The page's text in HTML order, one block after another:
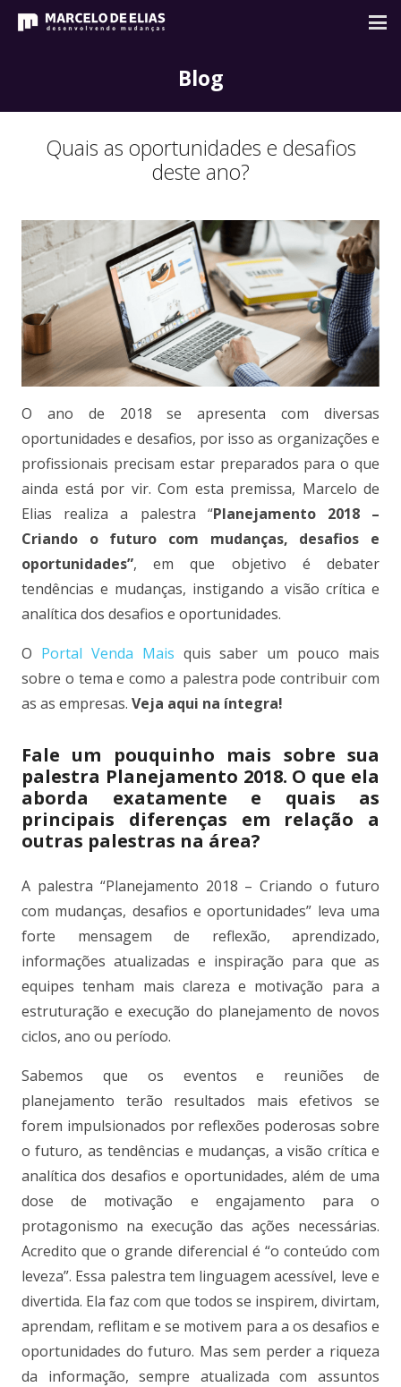
Blog
Quais as oportunidades e desafios
deste ano?
O ano de 2018 se apresenta com diversas
oportunidades e desafios, por isso as organizações e
profissionais precisam estar preparados para o que
ainda está por vir. Com esta premissa, Marcelo de
Elias realiza a palestra “Planejamento 2018 –
Criando o futuro com mudanças, desafios e
oportunidades”, em que objetivo é debater
tendências e mudanças, instigando a visão crítica e
analítica dos desafios e oportunidades.
O Portal Venda Mais quis saber um pouco mais
sobre o tema e como a palestra pode contribuir com
as as empresas. Veja aqui na íntegra!
Fale um pouquinho mais sobre sua
palestra Planejamento 2018. O que ela
aborda exatamente e quais as
principais diferenças em relação a
outras palestras na área?
A palestra “Planejamento 2018 – Criando o futuro
com mudanças, desafios e oportunidades” leva uma
forte mensagem de reflexão, aprendizado,
informações atualizadas e inspiração para que as
equipes tenham mais clareza e motivação para a
estruturação e execução do planejamento de novos
ciclos, ano ou período.
Sabemos que os eventos e reuniões de
planejamento terão resultados mais efetivos se
forem impulsionados por reflexões poderosas sobre
o futuro, as tendências e mudanças, a visão crítica e
analítica dos desafios e oportunidades, além de uma
dose de motivação e engajamento para o
protagonismo na execução das ações necessárias.
Acredito que o grande diferencial é “o conteúdo com
leveza”. Essa palestra tem linguagem acessível, leve e
divertida. Ela faz com que todos se inspirem, divirtam,
aprendam, reflitam e se motivem para a os desafios e
oportunidades do futuro. Mas sem perder a riqueza
da informação, sempre atualizada com assuntos